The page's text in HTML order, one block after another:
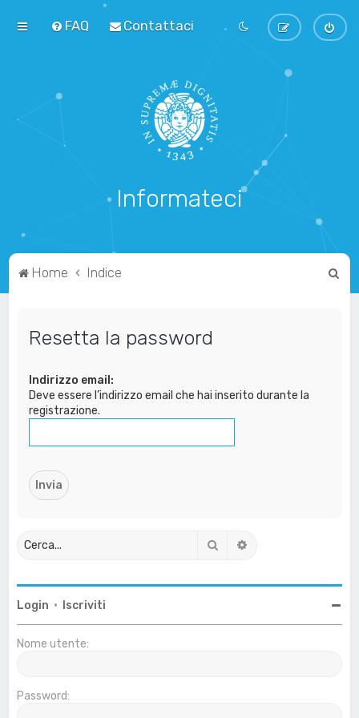
FAQ Contattaci
Informateci
Home Indice
Resetta la password
Indirizzo email:
Deve essere l’indirizzo email che hai inserito durante la
registrazione.
Cerca
Login • Iscriviti
Nome utente:
Password: